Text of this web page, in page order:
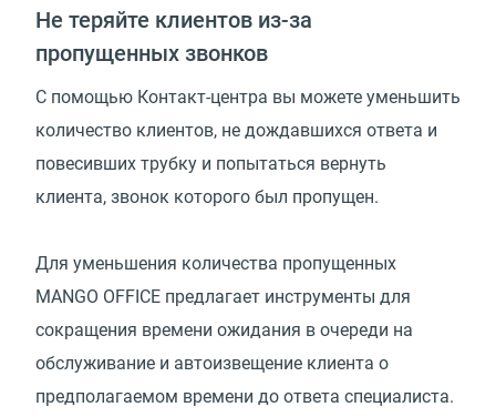
Не теряйте клиентов из-за
пропущенных звонков
С помощью Контакт-центра вы можете уменьшить
количество клиентов, не дождавшихся ответа и
повесивших трубку и попытаться вернуть
клиента, звонок которого был пропущен.
Для уменьшения количества пропущенных
MANGO OFFICE предлагает инструменты для
сокращения времени ожидания в очереди на
обслуживание и автоизвещение клиента о
предполагаемом времени до ответа специалиста.